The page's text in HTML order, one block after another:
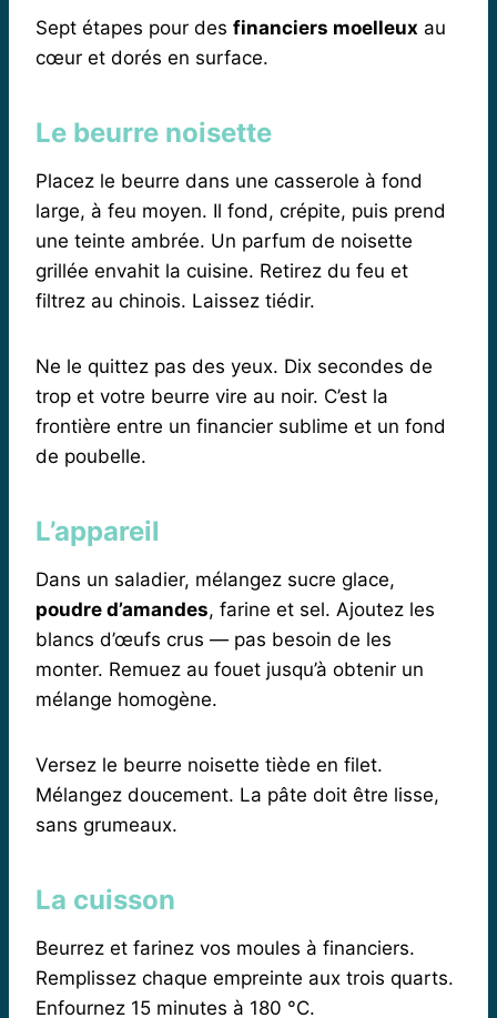
Sept étapes pour des financiers moelleux au
cœur et dorés en surface.
Le beurre noisette
Placez le beurre dans une casserole à fond
large, à feu moyen. Il fond, crépite, puis prend
une teinte ambrée. Un parfum de noisette
grillée envahit la cuisine. Retirez du feu et
filtrez au chinois. Laissez tiédir.
Ne le quittez pas des yeux. Dix secondes de
trop et votre beurre vire au noir. C’est la
frontière entre un financier sublime et un fond
de poubelle.
L’appareil
Dans un saladier, mélangez sucre glace,
poudre d’amandes, farine et sel. Ajoutez les
blancs d’œufs crus — pas besoin de les
monter. Remuez au fouet jusqu’à obtenir un
mélange homogène.
Versez le beurre noisette tiède en filet.
Mélangez doucement. La pâte doit être lisse,
sans grumeaux.
La cuisson
Beurrez et farinez vos moules à financiers.
Remplissez chaque empreinte aux trois quarts.
Enfournez 15 minutes à 180 °C.